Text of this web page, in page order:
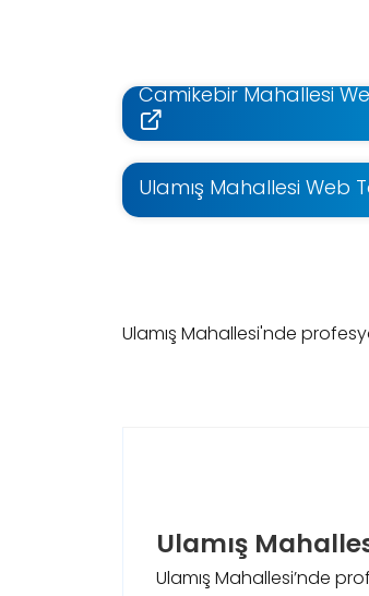
Camikebir Mahallesi
Ulamış Mahallesi Web
Ulamış Mahallesi'nde
Ulamış
Ulamış Mahallesi’nde